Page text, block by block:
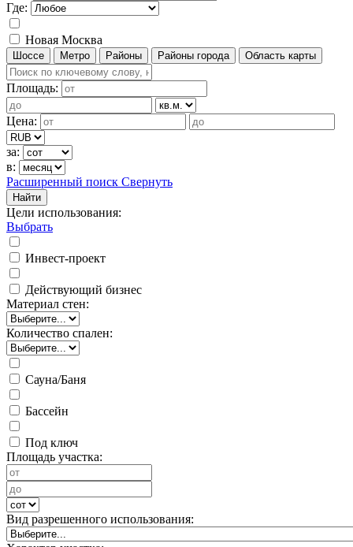
Где:
Новая Москва
Шоссе Метро Районы Районы города Область карты
Площадь:
Цена:
за:
в:
Расширенный поиск Свернуть
Найти
Цели использования:
Выбрать
Инвест-проект
Действующий бизнес
Материал стен:
Количество спален:
Сауна/Баня
Бассейн
Под ключ
Площадь участка:
Вид разрешенного использования: